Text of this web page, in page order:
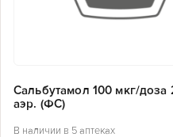
Сальбутамол 100 мкг/доза
аэр. (ФС)
В наличии в 5 аптеках